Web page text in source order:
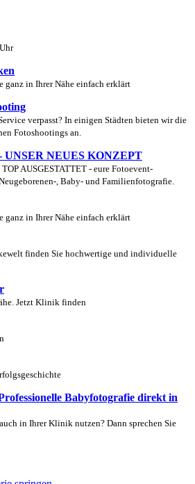
ganz in Ihrer Nähe einfach erklärt
verpasst? In einigen Städten bieten wir die
Fotoshootings an.
UNSER NEUES KONZEPT
AUSGESTATTET - eure Fotoevent-
, Baby- und Familienfotografie.
ganz in Ihrer Nähe einfach erklärt
finden Sie hochwertige und individuelle
Jetzt Klinik finden
Babyfotografie direkt in
in Ihrer Klinik nutzen? Dann sprechen Sie